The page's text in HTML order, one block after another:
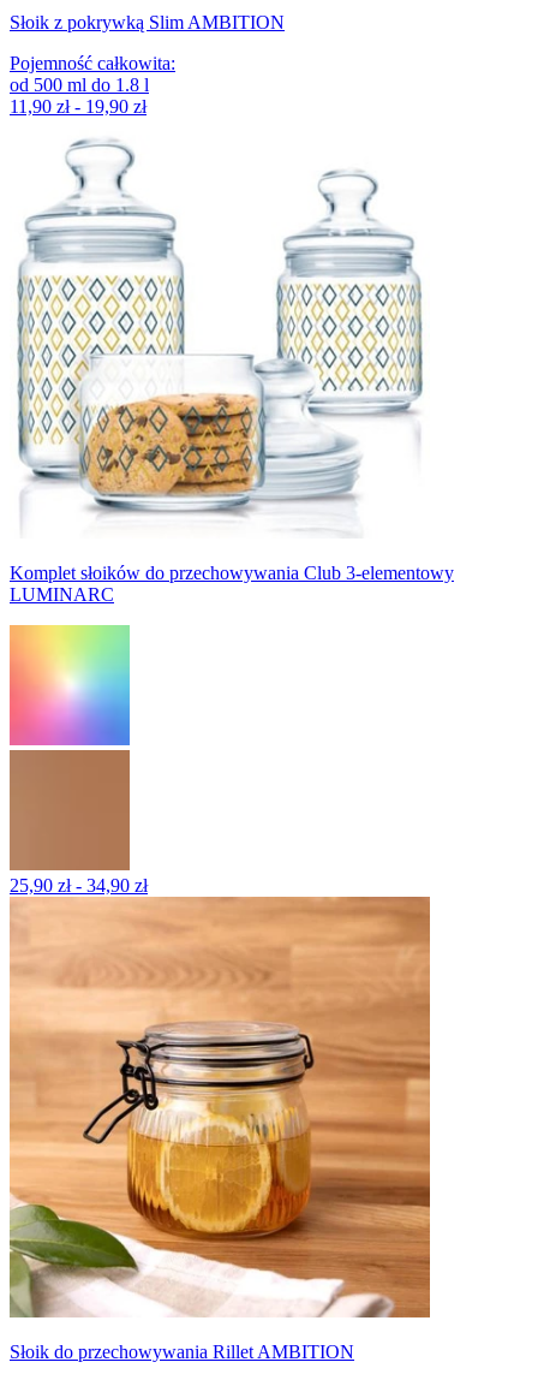
Słoik z pokrywką Slim AMBITION
Pojemność całkowita:
od 500 ml do 1.8 l
11,90 zł - 19,90 zł
Komplet słoików do przechowywania Club 3-elementowy
LUMINARC
25,90 zł - 34,90 zł
Słoik do przechowywania Rillet AMBITION